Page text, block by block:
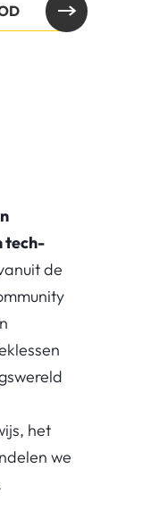
tech-
de
het
we